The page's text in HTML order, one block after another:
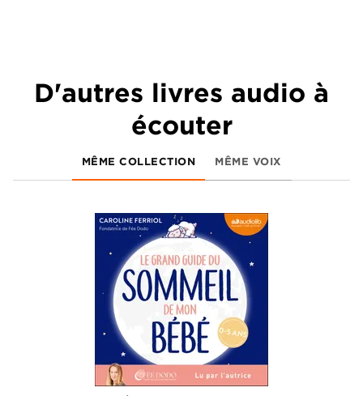
D'autres livres audio à
écouter
MÊME COLLECTION MÊME VOIX